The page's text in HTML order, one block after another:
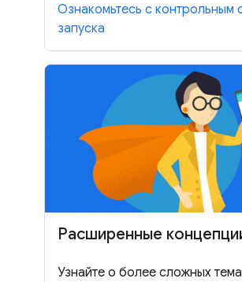
Ознакомьтесь с контрольным
запуска
Расширенные
Узнайте о более сложных